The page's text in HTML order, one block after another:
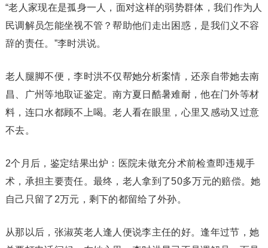
“老人家现在是孤身一人，面对这样的弱势群体，我们作为人
民调解员怎能坐视不管？帮助他们走出困惑，是我们义不容
辞的责任。”李时洪说。
老人腿脚不便，李时洪不仅帮她分析案情，还亲自带她去南
昌、广州等地取证鉴定。南方夏日酷暑难耐，他在门外等材
料，连口水都顾不上喝。老人看在眼里，心里又感动又过意
不去。
2个月后，鉴定结果出炉：医院未做充分术前检查即违规手
术，承担主要责任。最终，老人拿到了50多万元的赔偿。她
自己只留了2万元，剩下的都留给了外孙。
从那以后，张淑英老人逢人便说李主任的好。逢年过节，她